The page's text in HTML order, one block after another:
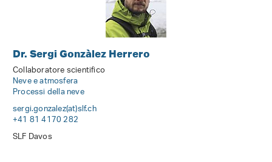
Dr. Sergi Gonzàlez Herrero
Collaboratore scientifico
Neve e atmosfera
Processi della neve
sergi.gonzalez(at)slf.ch
+41 81 4170 282
SLF Davos